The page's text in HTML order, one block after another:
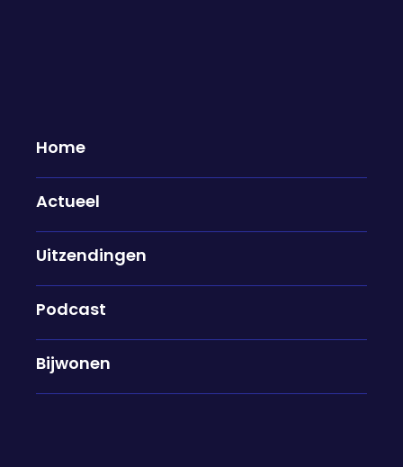
Home
Actueel
Uitzendingen
Podcast
Bijwonen
Nasrah Habiballah stopt na 3,5
jaar als correspondent in Israël en
de Palestijnse gebieden: "Ik vind
het lastig om het los te laten"
Drieënhalf jaar lang versloeg Nasrah Habiballah
alle belangrijke gebeurtenissen in Israël en de